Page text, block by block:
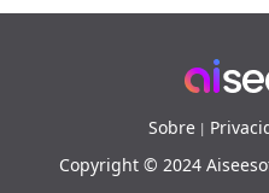
Sobre |
Copyright © 2024